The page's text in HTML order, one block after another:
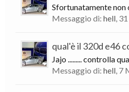
Sfortunatamente non
Messaggio di: hell,
qual'è il 320d e46
Jajo ......... controlla
Messaggio di: hell, 7